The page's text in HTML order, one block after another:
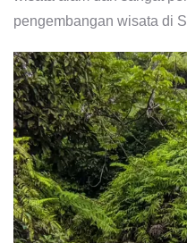
pengembangan wisata di